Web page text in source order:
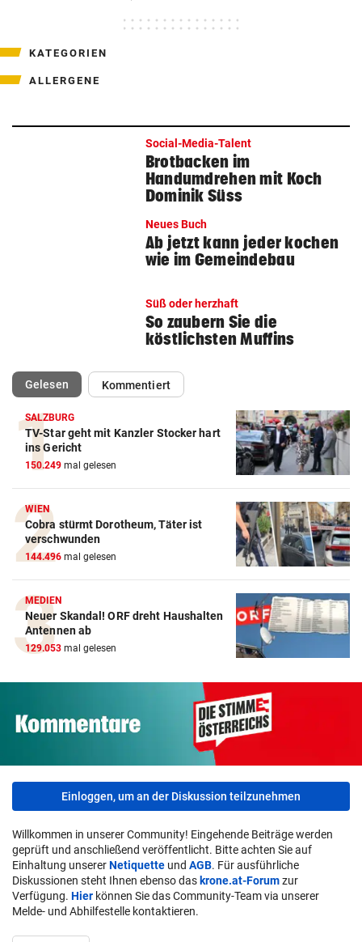
KATEGORIEN
ALLERGENE
Social-Media-Talent
Brotbacken im
Handumdrehen mit Koch
Dominik Süss
Neues Buch
Ab jetzt kann jeder kochen
wie im Gemeindebau
Süß oder herzhaft
So zaubern Sie die
köstlichsten Muffins
Gelesen(ausgewählt)Kommentiert
SALZBURG
TV-Star geht mit Kanzler Stocker hart
ins Gericht
150.249 mal gelesen
WIEN
Cobra stürmt Dorotheum, Täter ist
verschwunden
144.496 mal gelesen
MEDIEN
Neuer Skandal! ORF dreht Haushalten
Antennen ab
129.053 mal gelesen
Einloggen, um an der Diskussion teilzunehmen
Willkommen in unserer Community! Eingehende Beiträge werden
geprüft und anschließend veröffentlicht. Bitte achten Sie auf
Einhaltung unsererNetiquette und AGB. Für ausführliche
Diskussionen steht Ihnen ebenso das krone.at-Forumzur
Verfügung. Hier können Sie das Community-Team via unserer
Melde- und Abhilfestelle kontaktieren.